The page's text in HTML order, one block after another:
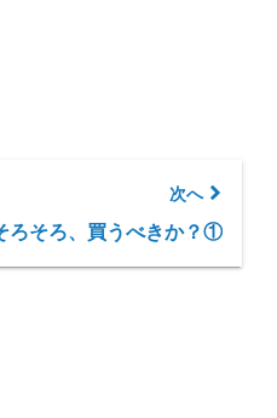
次へ
ろそろ、買うべきか？①